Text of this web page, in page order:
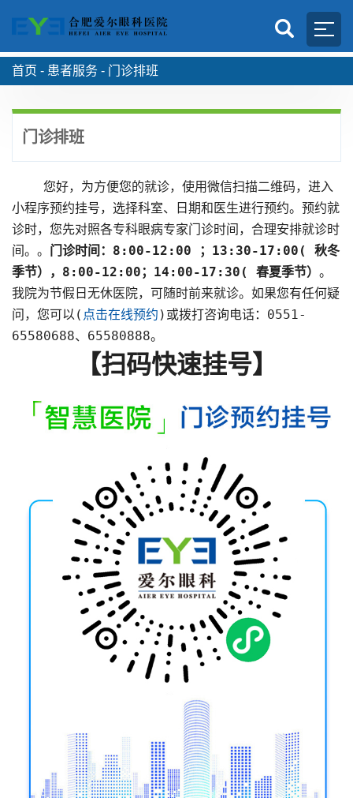
首页 - 患者服务 - 门诊排班
门诊排班
您好，为方便您的就诊，使用微信扫描二维码，进入
小程序预约挂号，选择科室、日期和医生进行预约。预约就
诊时，您先对照各专科眼病专家门诊时间，合理安排就诊时
间。。 门诊时间：8:00-12:00 ；13:30-17:00( 秋冬
季节），8:00-12:00；14:00-17:30( 春夏季节） 。
我院为节假日无休医院，可随时前来就诊。如果您有任何疑
问，您可以( 点击在线预约 )或拨打咨询电话：0551-
65580688、65580888。
【扫码快速挂号】